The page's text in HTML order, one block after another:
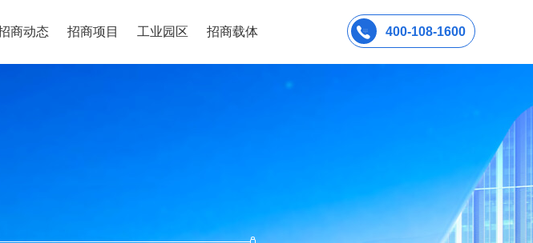
商动态 招商项目 工业园区 招商载体 400-108-1600